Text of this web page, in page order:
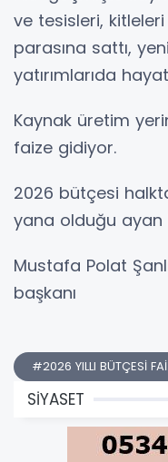
ve tesisleri,
parasına sattı,
yatırımlarıda
Kaynak üretim
faize gidiyor.
2026 bütçesi
yana olduğu ayan
Mustafa Polat
başkanı
#2026 YILLI BÜTÇESİ
SİYASET